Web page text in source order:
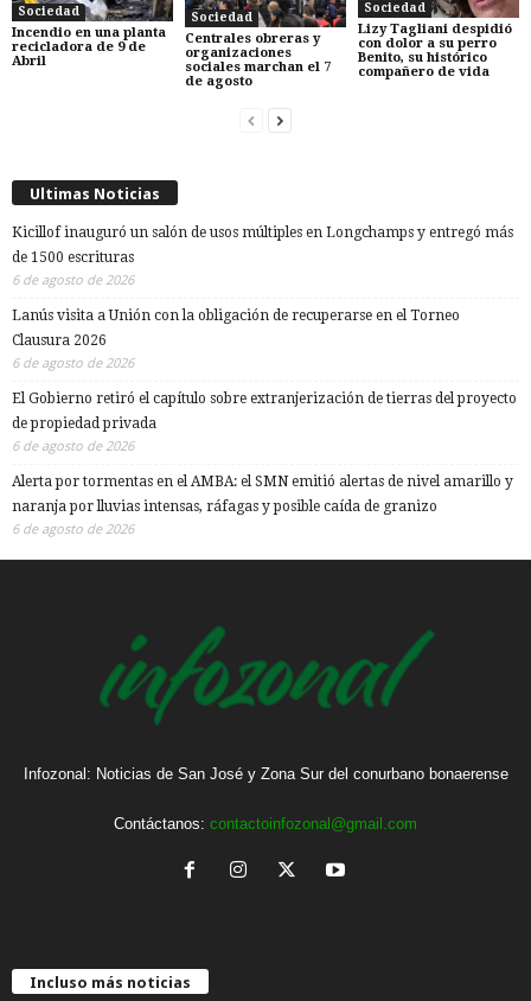
Sociedad
Incendio en una planta
recicladora de 9 de
Abril
Sociedad
Centrales obreras y
organizaciones
sociales marchan el 7
de agosto
Sociedad
Lizy Tagliani despidió
con dolor a su perro
Benito, su histórico
compañero de vida
Ultimas Noticias
Kicillof inauguró un salón de usos múltiples en Longchamps y entregó más
de 1500 escrituras
6 de agosto de 2026
Lanús visita a Unión con la obligación de recuperarse en el Torneo
Clausura 2026
6 de agosto de 2026
El Gobierno retiró el capítulo sobre extranjerización de tierras del proyecto
de propiedad privada
6 de agosto de 2026
Alerta por tormentas en el AMBA: el SMN emitió alertas de nivel amarillo y
naranja por lluvias intensas, ráfagas y posible caída de granizo
6 de agosto de 2026
Infozonal: Noticias de San José y Zona Sur del conurbano bonaerense
Contáctanos: contactoinfozonal@gmail.com
Incluso más noticias